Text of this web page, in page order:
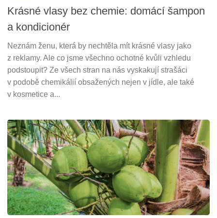
Krásné vlasy bez chemie: domácí šampon
a kondicionér
Neznám ženu, která by nechtěla mít krásné vlasy jako
z reklamy. Ale co jsme všechno ochotné kvůli vzhledu
podstoupit? Ze všech stran na nás vyskakují strašáci
v podobě chemikálií obsažených nejen v jídle, ale také
v kosmetice a...